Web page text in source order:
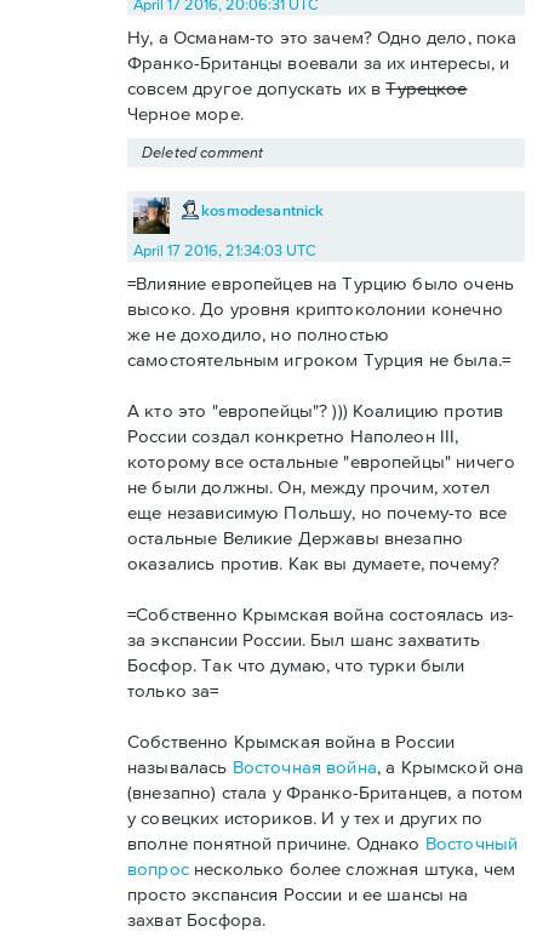
April 17 2016, 20:06:31 UTC
Ну, а Османам-то это зачем? Одно дело, пока
Франко-Британцы воевали за их интересы, и
совсем другое допускать их вТурецкое
Черное море.
Deleted comment
kosmodesantnick
April 17 2016, 21:34:03 UTC
=Влияние европейцев на Турцию было очень
высоко. До уровня криптоколонии конечно
же не доходило, но полностью
самостоятельным игроком Турция не была.=
А кто это "европейцы"? ))) Коалицию против
России создал конкретно Наполеон III,
которому все остальные "европейцы" ничего
не были должны. Он, между прочим, хотел
еще независимую Польшу, но почему-то все
остальные Великие Державы внезапно
оказались против. Как вы думаете, почему?
=Собственно Крымская война состоялась из-
за экспансии России. Был шанс захватить
Босфор. Так что думаю, что турки были
только за=
Собственно Крымская война в России
называлась Восточная война, а Крымской она
(внезапно) стала у Франко-Британцев, а потом
у совецких историков. И у тех и других по
вполне понятной причине. Однако Восточный
вопроснесколько более сложная штука, чем
просто экспансия России и ее шансы на
захват Босфора.